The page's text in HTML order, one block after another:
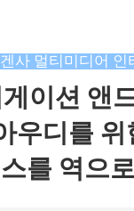
사 멀티미디어 인
이션 앤
우디를
를 역으